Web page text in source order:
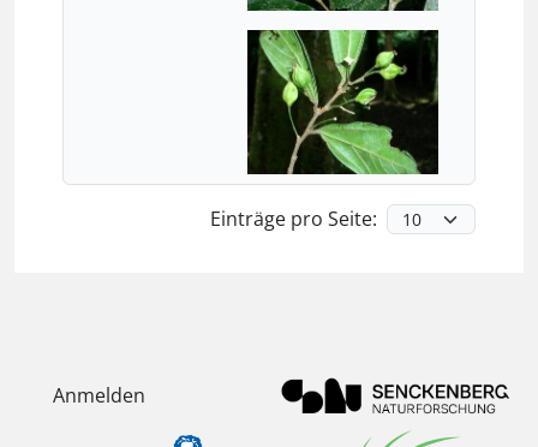
Einträge pro Seite:
Anmelden